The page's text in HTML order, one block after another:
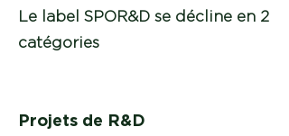
Le label SPOR&D se décline en 2
catégories
Projets de R&D